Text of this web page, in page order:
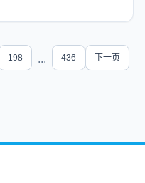
198 ... 436 下一页